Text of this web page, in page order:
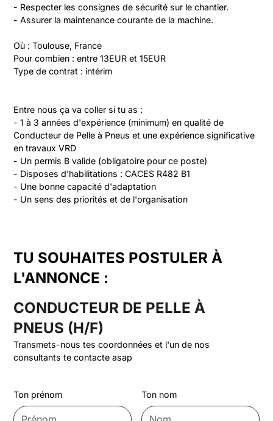
- Respecter les consignes de sécurité sur le chantier.
- Assurer la maintenance courante de la machine.
Où : Toulouse, France
Pour combien : entre 13EUR et 15EUR
Type de contrat : intérim
Entre nous ça va coller si tu as :
- 1 à 3 années d'expérience (minimum) en qualité de
Conducteur de Pelle à Pneus et une expérience significative
en travaux VRD
- Un permis B valide (obligatoire pour ce poste)
- Disposes d'habilitations : CACES R482 B1
- Une bonne capacité d'adaptation
- Un sens des priorités et de l'organisation
TU SOUHAITES POSTULER À
L'ANNONCE :
CONDUCTEUR DE PELLE À
PNEUS (H/F)
Transmets-nous tes coordonnées et l'un de nos
consultants te contacte asap
Ton prénom Ton nom